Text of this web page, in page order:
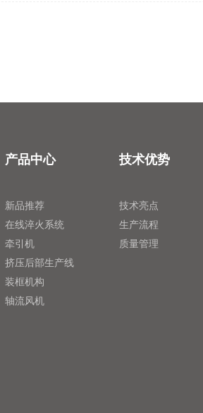
产品中心
新品推荐
在线淬火系统
牵引机
挤压后部生产线
装框机构
轴流风机
技术优势
技术亮点
生产流程
质量管理